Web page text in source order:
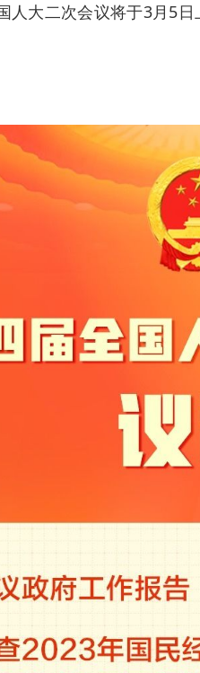
人大二次会议将于3月5